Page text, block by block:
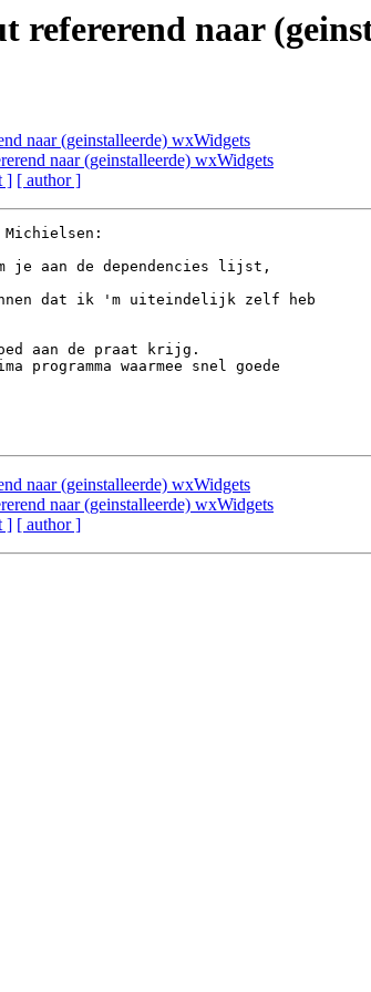
naar
naar (geinstalleerde) wxWidgets
naar (geinstalleerde) wxWidgets
] [ author ]
Michielsen:
dat ik 'm uiteindelijk zelf heb
waarmee snel goede
naar (geinstalleerde) wxWidgets
naar (geinstalleerde) wxWidgets
] [ author ]